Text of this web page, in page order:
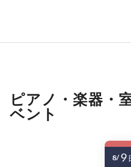
ピアノ・楽器・
ベント
8/ 9